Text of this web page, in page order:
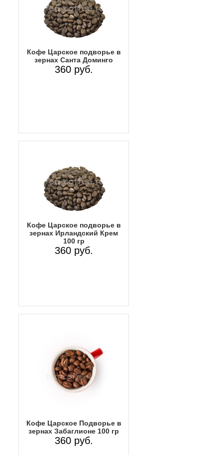
Кофе Царское подворье в
зернах Санта Доминго
360 руб.
Кофе Царское подворье в
зернах Ирландский Крем
100 гр
360 руб.
Кофе Царское Подворье в
зернах Забаглионе 100 гр
360 руб.